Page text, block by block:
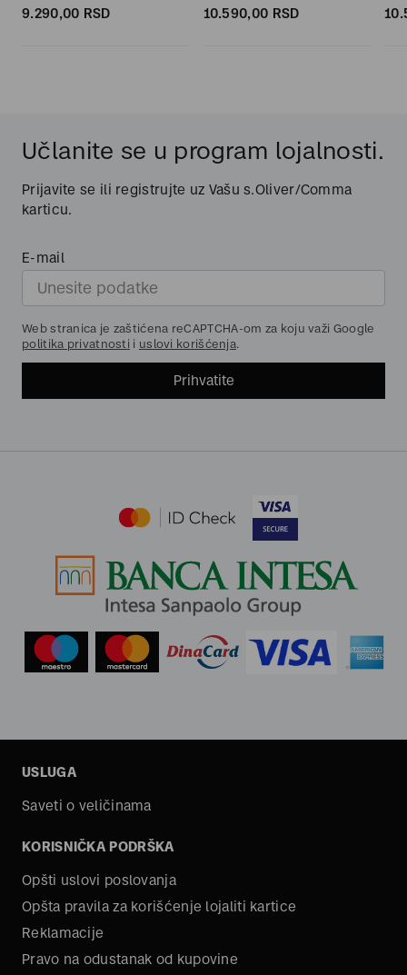
9.290,00 RSD 10.590,00 RSD
Učlanite se u program lojalnosti.
Prijavite se ili registrujte uz Vašu s.Oliver/Comma
karticu.
E-mail
Web stranica je zaštićena reCAPTCHA-om za koju važi Google
politika privatnosti i uslovi korišćenja.
Prihvatite
USLUGA
Saveti o veličinama
KORISNIČKA PODRŠKA
Opšti uslovi poslovanja
Opšta pravila za korišćenje lojaliti kartice
Reklamacije
Pravo na odustanak od kupovine